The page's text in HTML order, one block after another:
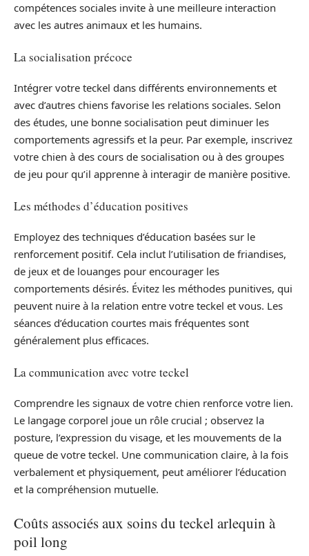
compétences sociales invite à une meilleure interaction
avec les autres animaux et les humains.
La socialisation précoce
Intégrer votre teckel dans différents environnements et
avec d’autres chiens favorise les relations sociales. Selon
des études, une bonne socialisation peut diminuer les
comportements agressifs et la peur. Par exemple, inscrivez
votre chien à des cours de socialisation ou à des groupes
de jeu pour qu’il apprenne à interagir de manière positive.
Les méthodes d’éducation positives
Employez des techniques d’éducation basées sur le
renforcement positif. Cela inclut l’utilisation de friandises,
de jeux et de louanges pour encourager les
comportements désirés. Évitez les méthodes punitives, qui
peuvent nuire à la relation entre votre teckel et vous. Les
séances d’éducation courtes mais fréquentes sont
généralement plus efficaces.
La communication avec votre teckel
Comprendre les signaux de votre chien renforce votre lien.
Le langage corporel joue un rôle crucial ; observez la
posture, l’expression du visage, et les mouvements de la
queue de votre teckel. Une communication claire, à la fois
verbalement et physiquement, peut améliorer l’éducation
et la compréhension mutuelle.
Coûts associés aux soins du teckel arlequin à
poil long